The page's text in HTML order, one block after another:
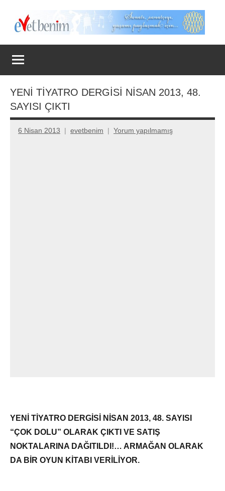
Evet
Benim
YENİ TİYATRO DERGİSİ NİSAN 2013, 48.
SAYISI ÇIKTI
6 Nisan 2013 evetbenim Yorum yapılmamış
YENİ TİYATRO DERGİSİ NİSAN 2013, 48. SAYISI
“ÇOK DOLU” OLARAK ÇIKTI VE SATIŞ
NOKTALARINA DAĞITILDI!… ARMAĞAN OLARAK
DA BİR OYUN KİTABI VERİLİYOR.